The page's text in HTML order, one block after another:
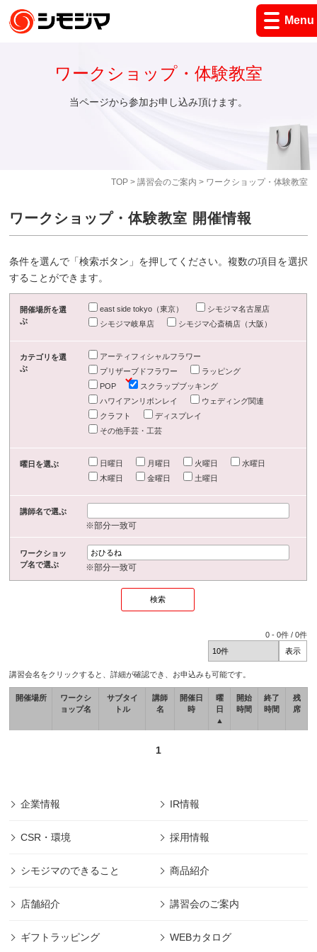
Menu
TOP> 講習会のご案内 > ワークショップ・体験教室
ワークショップ・体験教室
当ページから参加お申し込み頂けます。
ワークショップ・体験教室 開催情報
条件を選んで「検索ボタン」を押してください。複数の項目を選択
することができます。
開催場所を選
ぶ
east side tokyo（東京）
シモジマ名古屋店
シモジマ岐阜店
シモジマ心斎橋店（大阪）
カテゴリを選
ぶ
アーティフィシャルフラワー
プリザーブドフラワー
ラッピング
POP
スクラップブッキング
ハワイアンリボンレイ
ウェディング関連
クラフト
ディスプレイ
その他手芸・工芸
曜日を選ぶ 日曜日 月曜日 火曜日
水曜日
木曜日
金曜日 土曜日
講師名で選ぶ
※部分一致可
ワークショッ
プ名で選ぶ
※部分一致可
0 -0件 /0件
講習会名をクリックすると、詳細が確認でき、お申込みも可能です。
開催場所
ワークシ
ョップ名
サブタイ
トル
講師
名
開催日
時
曜
日
▲
開始
時間
終了
時間
残
席
1
企業情報 IR情報
CSR・環境 採用情報
シモジマのできること 商品紹介
店舗紹介 講習会のご案内
ギフトラッピング WEBカタログ